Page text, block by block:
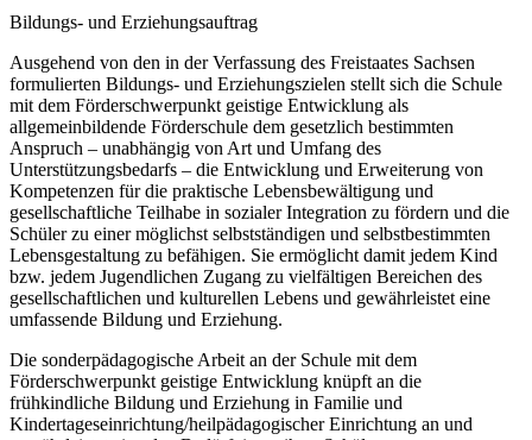
Bildungs- und Erziehungsauftrag
Ausgehend von den in der Verfassung des Freistaates Sachsen
formulierten Bildungs- und Erziehungszielen stellt sich die Schule
mit dem Förderschwerpunkt geistige Entwicklung als
allgemeinbildende Förderschule dem gesetzlich bestimmten
Anspruch – unabhängig von Art und Umfang des
Unterstützungsbedarfs – die Entwicklung und Erweiterung von
Kompetenzen für die praktische Lebensbewältigung und
gesellschaftliche Teilhabe in sozialer Integration zu fördern und die
Schüler zu einer möglichst selbstständigen und selbstbestimmten
Lebensgestaltung zu befähigen. Sie ermöglicht damit jedem Kind
bzw. jedem Jugendlichen Zugang zu vielfältigen Bereichen des
gesellschaftlichen und kulturellen Lebens und gewährleistet eine
umfassende Bildung und Erziehung.
Die sonderpädagogische Arbeit an der Schule mit dem
Förderschwerpunkt geistige Entwicklung knüpft an die
frühkindliche Bildung und Erziehung in Familie und
Kindertageseinrichtung/heilpädagogischer Einrichtung an und